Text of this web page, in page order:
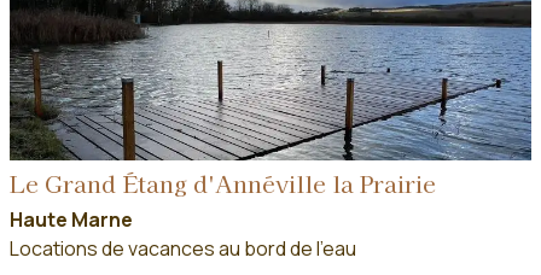
Le Grand Étang d'Annéville la Prairie
Haute Marne
Locations de vacances au bord de l'eau